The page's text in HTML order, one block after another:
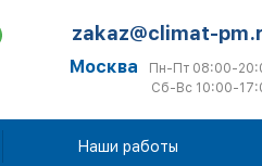
zakaz@climat-
Москва
Пн-Пт 08:00-
Сб-Вс 10:00-
Наши работы